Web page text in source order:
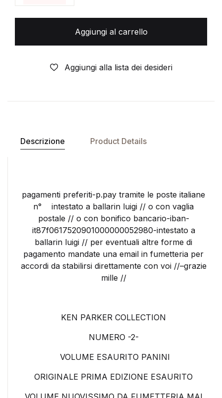
Aggiungi al carrello
Aggiungi alla lista dei desideri
Descrizione Product Details
pagamenti preferiti-p.pay tramite le poste italiane
n° intestato a ballarin luigi // o con vaglia
postale // o con bonifico bancario-iban-
it87f0617520901000000052980-intestato a
ballarin luigi // per eventuali altre forme di
pagamento mandate una email in fumetteria per
accordi da stabilirsi direttamente con voi //–grazie
mille //
KEN PARKER COLLECTION
NUMERO -2-
VOLUME ESAURITO PANINI
ORIGINALE PRIMA EDIZIONE ESAURITO